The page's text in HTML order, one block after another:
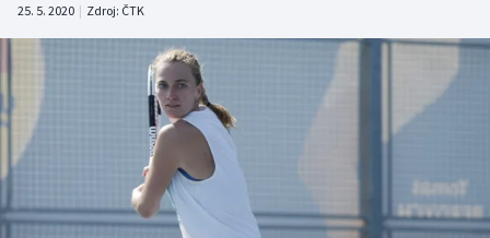
Americký fotbal
Baseball a softbal
NEPŘEHLÉDNĚTE
25. 5. 2020 | Zdroj: ČTK